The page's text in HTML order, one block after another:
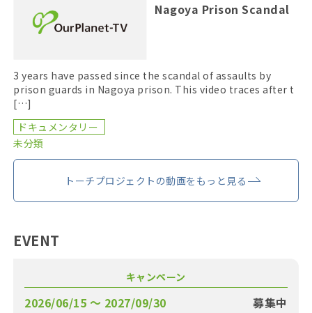
Nagoya Prison Scandal
3 years have passed since the scandal of assaults by
prison guards in Nagoya prison. This video traces after t
[…]
ドキュメンタリー
未分類
トーチプロジェクトの動画をもっと見る
EVENT
キャンペーン
2026/06/15 〜 2027/09/30
募集中